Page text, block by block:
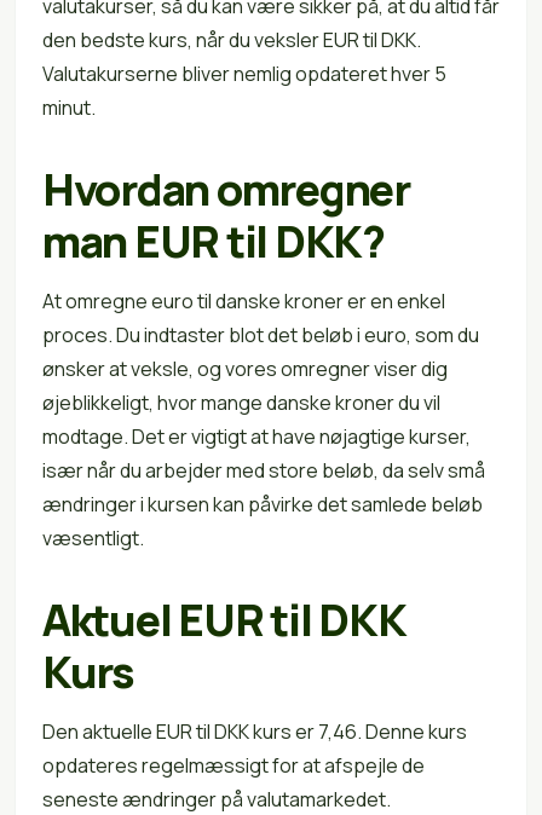
valutakurser, så du kan være sikker på, at du altid får
den bedste kurs, når du veksler EUR til DKK.
Valutakurserne bliver nemlig opdateret hver 5
minut.
Hvordan omregner
man EUR til DKK?
At omregne euro til danske kroner er en enkel
proces. Du indtaster blot det beløb i euro, som du
ønsker at veksle, og vores omregner viser dig
øjeblikkeligt, hvor mange danske kroner du vil
modtage. Det er vigtigt at have nøjagtige kurser,
især når du arbejder med store beløb, da selv små
ændringer i kursen kan påvirke det samlede beløb
væsentligt.
Aktuel EUR til DKK
Kurs
Den aktuelle EUR til DKK kurs er 7,46. Denne kurs
opdateres regelmæssigt for at afspejle de
seneste ændringer på valutamarkedet.